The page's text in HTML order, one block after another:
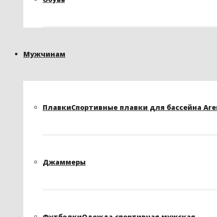
Мужчинам
ПлавкиСпортивные плавки для бассейна
Джаммеры